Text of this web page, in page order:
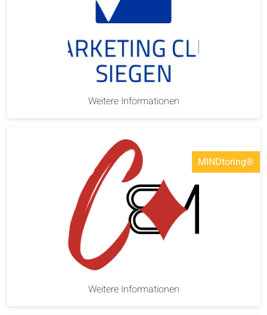
Weitere Informationen
MINDtoring®️
Weitere Informationen